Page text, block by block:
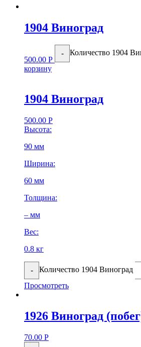
1904 Виноград
500.00 Р
- Количество 1904
корзину
1904 Виноград
500.00 Р
Высота:
90 мм
Ширина:
60 мм
Толщина:
– мм
Вес:
0.8 кг
- Количество 1904 Виноград
Просмотреть
1926 Виноград
70.00 Р